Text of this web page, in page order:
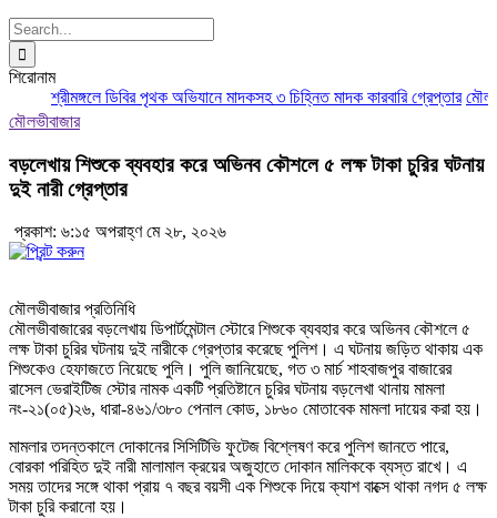
Search
for:
শিরোনাম
শ্রীমঙ্গলে ডিবির পৃথক অভিযানে মাদকসহ ৩ চিহ্নিত মাদক কারবারি গ্রেপ্তার
মৌলভীবাজার
বড়লেখায় শিশুকে ব্যবহার করে অভিনব কৌশলে ৫ লক্ষ টাকা চুরির ঘটনায়
দুই নারী গ্রেপ্তার
প্রকাশ: ৬:১৫ অপরাহ্ণ মে ২৮, ২০২৬
মৌলভীবাজার প্রতিনিধি
মৌলভীবাজারের বড়লেখায় ডিপার্টমেন্টাল স্টোরে শিশুকে ব্যবহার করে অভিনব কৌশলে ৫
লক্ষ টাকা চুরির ঘটনায় দুই নারীকে গ্রেপ্তার করেছে পুলিশ। এ ঘটনায় জড়িত থাকায় এক
শিশুকেও হেফাজতে নিয়েছে পুলি। পুলি জানিয়েছে, গত ৩ মার্চ শাহবাজপুর বাজারের
রাসেল ভেরাইটিজ স্টোর নামক একটি প্রতিষ্টানে চুরির ঘটনায় বড়লেখা থানায় মামলা
নং-২১(০৫)২৬, ধারা-৪৬১/৩৮০ পেনাল কোড, ১৮৬০ মোতাবেক মামলা দায়ের করা হয়।
মামলার তদন্তকালে দোকানের সিসিটিভি ফুটেজ বিশ্লেষণ করে পুলিশ জানতে পারে,
বোরকা পরিহিত দুই নারী মালামাল ক্রয়ের অজুহাতে দোকান মালিককে ব্যস্ত রাখে। এ
সময় তাদের সঙ্গে থাকা প্রায় ৭ বছর বয়সী এক শিশুকে দিয়ে ক্যাশ বাক্সে থাকা নগদ ৫ লক্ষ
টাকা চুরি করানো হয়।